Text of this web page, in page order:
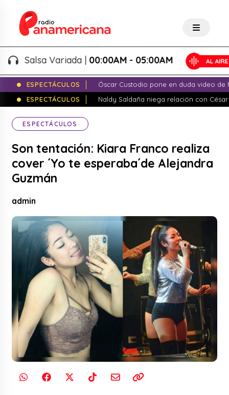
Salsa Variada |00:00AM - 05:00AM
ESPECTÁCULOS
Óscar Custodio pone en duda video de
ESPECTÁCULOS
Naldy Saldaña niega relación con
ESPECTÁCULOS
Son tentación: Kiara Franco realiza
cover ´Yo te esperaba´de Alejandra
Guzmán
admin